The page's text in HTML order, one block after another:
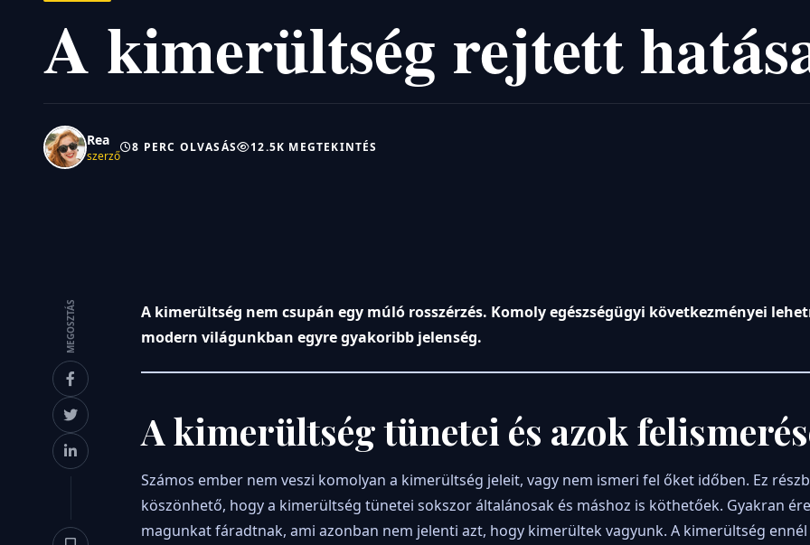
A kimerültség rejtett
Rea
szerző
8 PERC OLVASÁS 12.5K MEGTEKINTÉS
MEGOSZTÁS
A kimerültség nem csupán egy múló rosszérzés. Komoly egészségügyi következményei
modern világunkban egyre gyakoribb jelenség.
A kimerültség tünetei és azok
Számos ember nem veszi komolyan a kimerültség jeleit, vagy nem ismeri fel őket időben. Ez
köszönhető, hogy a kimerültség tünetei sokszor általánosak és máshoz is köthetőek. Gyakran
magunkat fáradtnak, ami azonban nem jelenti azt, hogy kimerültek vagyunk. A kimerültség